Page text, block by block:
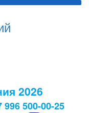
2026
996 500-00-25